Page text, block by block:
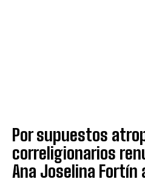
Por supuestos
correligionarios
Ana Joselina Fortín